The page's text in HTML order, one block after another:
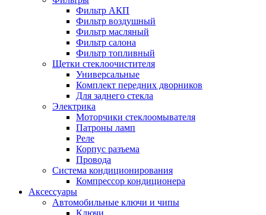
Фильтр АКП
Фильтр воздушный
Фильтр масляный
Фильтр салона
Фильтр топливный
Щетки стеклоочистителя
Универсальные
Комплект передних дворников
Для заднего стекла
Электрика
Моторчики стеклоомывателя
Патроны ламп
Реле
Корпус разъема
Провода
Система кондиционирования
Компрессор кондиционера
Аксессуары
Автомобильные ключи и чипы
Ключи